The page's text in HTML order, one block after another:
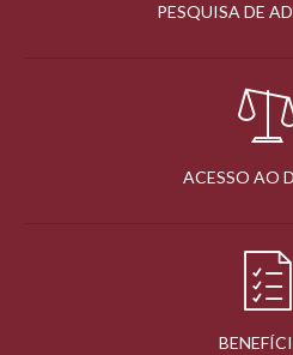
PESQUISA DE
ACESSO AO